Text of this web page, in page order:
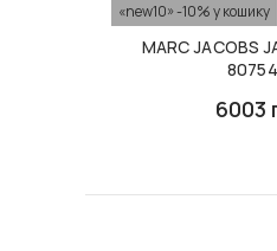
«new10» -10% у кошику
MARC JACOBS
6003